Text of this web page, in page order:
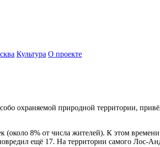
Культура О проекте
охраняемой природной территории,
8% от числа жителей). К этом
ещё 17. На территории самого Лос-